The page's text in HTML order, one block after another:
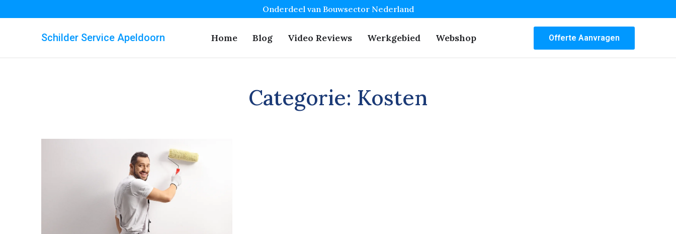
Onderdeel van Bouwsector Nederland
Schilder Service Apeldoorn Home Blog Video Reviews Werkgebied Webshop Offerte Aanvragen
Categorie: Kosten